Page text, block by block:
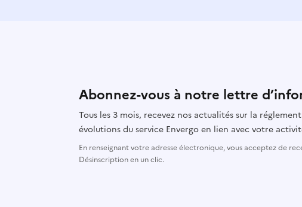
Abonnez-vous à notre lettre
Tous les 3 mois, recevez nos actualités sur la
évolutions du service Envergo en lien avec votre
En renseignant votre adresse électronique, vous acceptez de
Désinscription en un clic.